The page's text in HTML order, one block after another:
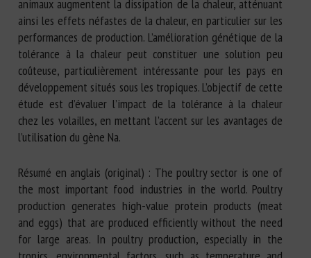
animaux augmentent la dissipation de la chaleur, atténuant
ainsi les effets néfastes de la chaleur, en particulier sur les
performances de production. L’amélioration génétique de la
tolérance à la chaleur peut constituer une solution peu
coûteuse, particulièrement intéressante pour les pays en
développement situés sous les tropiques. L’objectif de cette
étude est d’évaluer l’impact de la tolérance à la chaleur
chez les volailles, en mettant l’accent sur les avantages de
l’utilisation du gène Na.
Résumé en anglais (original) : The poultry sector is one of
the most important food industries in the world. Poultry
production generates high-value protein products (meat
and eggs) that are produced efficiently without the need
for large areas. In poultry production, especially in the